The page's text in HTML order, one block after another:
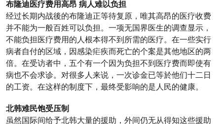
布隆迪医疗费用高昂 病人难以负担
经过长期内战後的布隆迪正等待复原，唯其高昂的医疗收费
并不能为一般百姓可以负担。一项无国界医生的调查显示，
不能负担医疗费用的人根本得不到所需的医疗。在一些实行
病者自付的区域，因感染疟疾而死亡的个案是其他地区的两
倍。在受访者中，五个有一个因为负担不到医疗费而即使有
病也不会求诊。对很多人来说，一次诊金已等於他们十二日
的工资。在这样的制度下，最终受影响的是人民的健康。
北韩难民饱受压制
虽然国际间给予北韩大量的援助，外间仍无从得知这些援助